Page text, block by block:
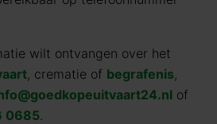
wilt ontvangen over het
, crematie of begrafenis,
of
0685.